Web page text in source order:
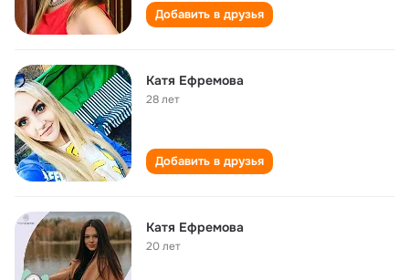
Добавить в друзья
Катя Ефремова
28 лет
Добавить в друзья
Катя Ефремова
20 лет